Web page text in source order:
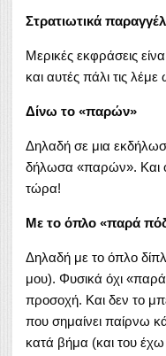
Στρατιωτικά
Μερικές εκφράσεις
και αυτές πάλι τις
Δίνω το «παρών»
Δηλαδή σε μια
δήλωσα «παρών». Και
τώρα!
Με το όπλο «παρά
Δηλαδή με το όπλο
μου). Φυσικά όχι «παρά
προσοχή. Και δεν το
που σημαίνει παίρνω
κατά βήμα (και του